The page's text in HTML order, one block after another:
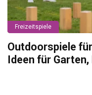
Freizeitspiele
Outdoorspiele
Ideen für Garten,